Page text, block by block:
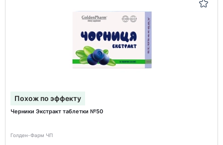
Похож по эффекту
Черники Экстракт таблетки №50
Голден-Фарм ЧП